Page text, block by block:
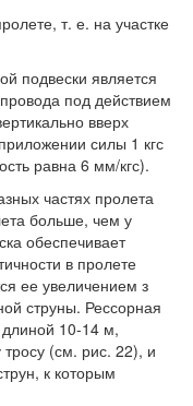
т. е. на участке
подвески является
под действием
вверх
силы 1 кгс
равна 6 мм/кгс).
частях пролета
больше, чем у
обеспечивает
в пролете
ее увеличением з
струны. Рессорная
длиной 10-14 м,
(см. рис. 22), и
к которым